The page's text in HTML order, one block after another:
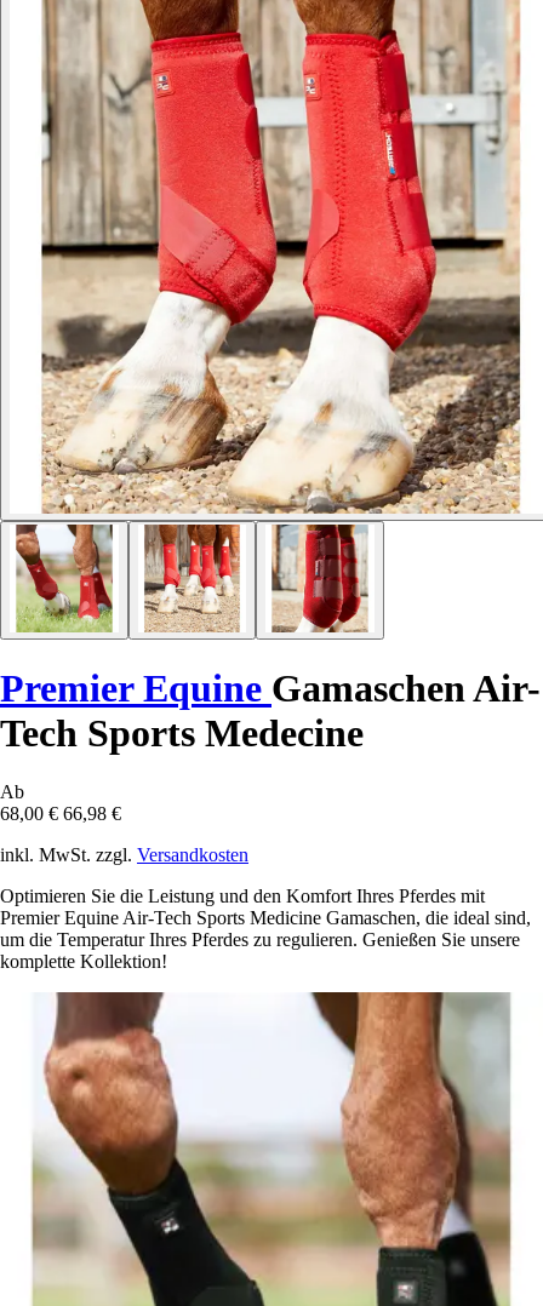
Premier Equine Gamaschen Air-
Tech Sports Medecine
Ab
68,00 € 66,98 €
inkl. MwSt. zzgl. Versandkosten
Optimieren Sie die Leistung und den Komfort Ihres Pferdes mit
Premier Equine Air-Tech Sports Medicine Gamaschen, die ideal sind,
um die Temperatur Ihres Pferdes zu regulieren. Genießen Sie unsere
komplette Kollektion!